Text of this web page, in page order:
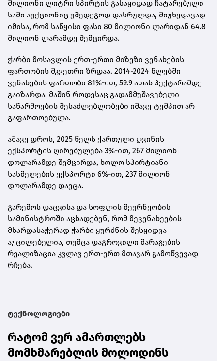
მილიონი ლიტრი სპირტის გასაყიდად ჩატარებული
სამი აუქციონიც უშედეგოდ დასრულდა, მიუხედავად
იმისა, რომ საწყისი ფასი 80 მილიონი ლარიდან 64.8
მილიონ ლარამდე შემცირდა.
ჭარბი მოსავლის ერთ-ერთი მიზეზი ვენახების
ფართობის მკვეთრი ზრდაა. 2014-2024 წლებში
ვენახების ფართობი 81%-ით, 59.9 ათას ჰექტარამდე
გაიზარდა, მაშინ როდესაც გადამმუშავებელი
საწარმოების შესაძლებლობები იმავე ტემპით არ
გაფართოებულა.
ამავე დროს, 2025 წელს ქართული ღვინის
ექსპორტის ღირებულება 3%-ით, 267 მილიონ
დოლარამდე შემცირდა, ხოლო სპირტიანი
სასმელების ექსპორტი 6%-ით, 237 მილიონ
დოლარამდე დაეცა.
გარემოს დაცვისა და სოფლის მეურნეობის
სამინისტროში აცხადებენ, რომ მევენახეების
მხარდასაჭერად ჭარბი ყურძნის შესყიდვა
აუცილებელია, თუმცა დაგროვილი მარაგების
რეალიზაცია კვლავ ერთ-ერთ მთავარ გამოწვევად
რჩება.
ტექნოლოგიები
რატომ ვერ ამართლებს
მომხმარებლის მოლოდინს